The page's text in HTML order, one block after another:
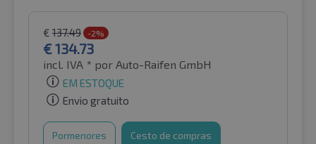
€ 137.49 -2%
€134.73
incl. IVA * por Auto-Raifen GmbH
EM ESTOQUE
Envio gratuito
Pormenores Cesto de compras